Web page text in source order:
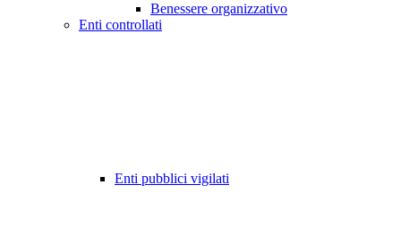
Benessere organizzativo
Enti controllati
Enti pubblici vigilati